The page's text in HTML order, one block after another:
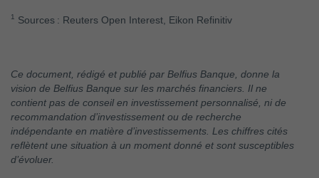
1 Sources : Reuters Open Interest, Eikon Refinitiv
Ce document, rédigé et publié par Belfius Banque, donne la
vision de Belfius Banque sur les marchés financiers. Il ne
contient pas de conseil en investissement personnalisé, ni de
recommandation d’investissement ou de recherche
indépendante en matière d’investissements. Les chiffres cités
reflètent une situation à un moment donné et sont susceptibles
d’évoluer.